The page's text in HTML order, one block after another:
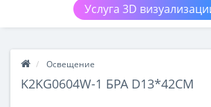
Услуга 3D
Освещение
K2KG0604W-1 БРА D13*42СМ